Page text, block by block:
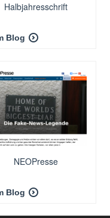
Halbjahresschrift
Blog
NEOPresse
Blog